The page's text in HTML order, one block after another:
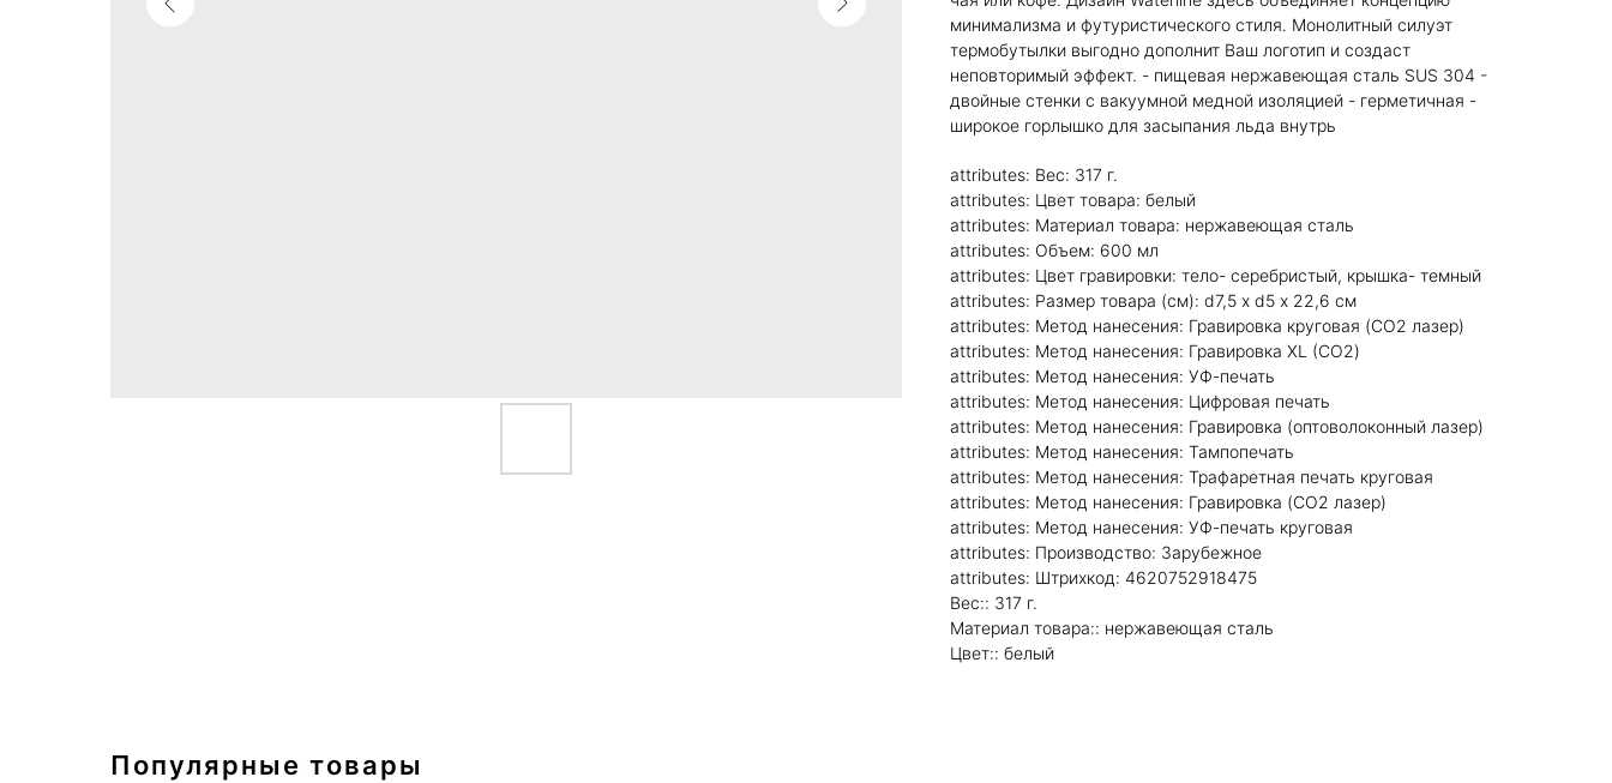
минимализма и футуристического стиля. Монолитный силуэт
термобутылки выгодно дополнит Ваш логотип и создаст
неповторимый эффект. - пищевая нержавеющая сталь SUS 304 -
двойные стенки с вакуумной медной изоляцией - герметичная -
широкое горлышко для засыпания льда внутрь
attributes: Вес: 317 г.
attributes: Цвет товара: белый
attributes: Материал товара: нержавеющая сталь
attributes: Объем: 600 мл
attributes: Цвет гравировки: тело- серебристый, крышка- темный
attributes: Размер товара (см): d7,5 x d5 х 22,6 см
attributes: Метод нанесения: Гравировка круговая (CO2 лазер)
attributes: Метод нанесения: Гравировка XL (СО2)
attributes: Метод нанесения: УФ-печать
attributes: Метод нанесения: Цифровая печать
attributes: Метод нанесения: Гравировка (оптоволоконный лазер)
attributes: Метод нанесения: Тампопечать
attributes: Метод нанесения: Трафаретная печать круговая
attributes: Метод нанесения: Гравировка (CO2 лазер)
attributes: Метод нанесения: УФ-печать круговая
attributes: Производство: Зарубежное
attributes: Штрихкод: 4620752918475
Вес:: 317 г.
Материал товара:: нержавеющая сталь
Цвет:: белый
Популярные товары